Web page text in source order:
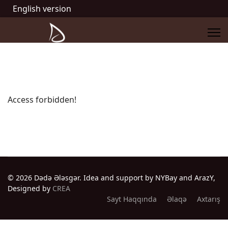
English version
Access forbidden!
© 2026 Dədə Ələsgər. Idea and support by NYBay and ArazY,
Designed by CREA
Sayt Haqqında
Əlaqə Axtarış